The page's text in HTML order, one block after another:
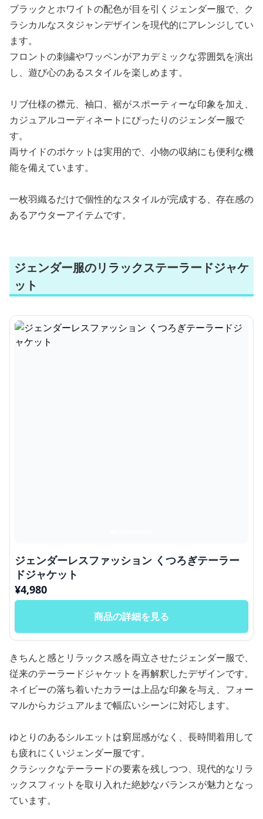
ブラックとホワイトの配色が目を引くジェンダー服で、ク
ラシカルなスタジャンデザインを現代的にアレンジしてい
ます。
フロントの刺繍やワッペンがアカデミックな雰囲気を演出
し、遊び心のあるスタイルを楽しめます。
リブ仕様の襟元、袖口、裾がスポーティーな印象を加え、
カジュアルコーディネートにぴったりのジェンダー服で
す。
両サイドのポケットは実用的で、小物の収納にも便利な機
能を備えています。
一枚羽織るだけで個性的なスタイルが完成する、存在感の
あるアウターアイテムです。
ジェンダー服のリラックステーラードジャケ
ット
ジェンダーレスファッション くつろぎテーラー
ドジャケット
¥4,980
商品の詳細を見る
きちんと感とリラックス感を両立させたジェンダー服で、
従来のテーラードジャケットを再解釈したデザインです。
ネイビーの落ち着いたカラーは上品な印象を与え、フォー
マルからカジュアルまで幅広いシーンに対応します。
ゆとりのあるシルエットは窮屈感がなく、長時間着用して
も疲れにくいジェンダー服です。
クラシックなテーラードの要素を残しつつ、現代的なリラ
ックスフィットを取り入れた絶妙なバランスが魅力となっ
ています。